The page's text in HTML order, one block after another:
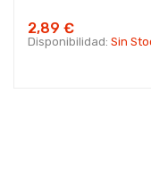
2,89 €
Disponibilidad: Sin